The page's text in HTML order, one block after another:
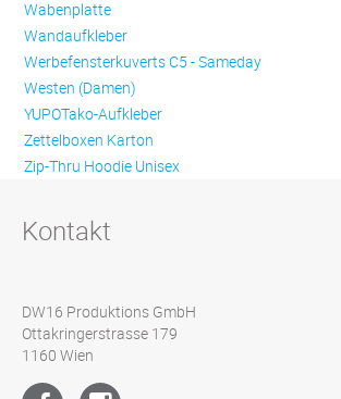
Wabenplatte
Wandaufkleber
Werbefensterkuverts C5 - Sameday
Westen (Damen)
YUPOTako-Aufkleber
Zettelboxen Karton
Zip-Thru Hoodie Unisex
Kontakt
DW16 Produktions GmbH
Ottakringerstrasse 179
1160 Wien